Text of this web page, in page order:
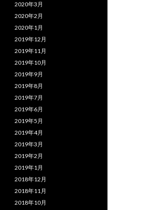
2020年3月
2020年2月
2020年1月
2019年12月
2019年11月
2019年10月
2019年9月
2019年8月
2019年7月
2019年6月
2019年5月
2019年4月
2019年3月
2019年2月
2019年1月
2018年12月
2018年11月
2018年10月